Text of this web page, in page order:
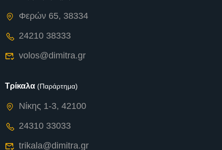
Φερών 65, 38334
24210 38333
volos@dimitra.gr
Τρίκαλα (Παράρτημα)
Νίκης 1-3, 42100
24310 33033
trikala@dimitra.gr